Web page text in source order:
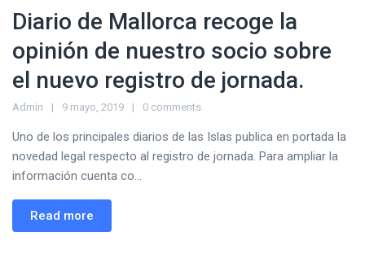
Diario de Mallorca recoge la
opinión de nuestro socio sobre
el nuevo registro de jornada.
Admin 9 mayo, 2019 0 comments
Uno de los principales diarios de las Islas publica en portada la
novedad legal respecto al registro de jornada. Para ampliar la
información cuenta co...
Read more